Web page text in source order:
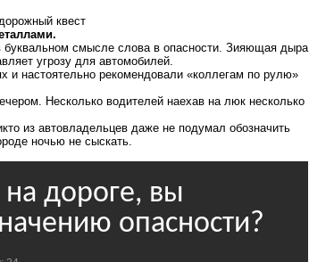
квест
смысле слова в опасности. Зияющая дыра
угрозу для автомобилей.
и настоятельно рекомендовали «коллегам по рулю»
Несколько водителей наехав на люк несколько
из автовладельцев даже не подумал обозначить
ночью не сыскать.